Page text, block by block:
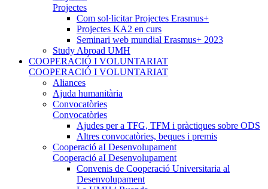
Projectes
Com sol·licitar Projectes Erasmus+
Projectes KA2 en curs
Seminari web mundial Erasmus+ 2023
Study Abroad UMH
COOPERACIÓ I VOLUNTARIAT
COOPERACIÓ I VOLUNTARIAT
Aliances
Ajuda humanitària
Convocatòries
Convocatòries
Ajudes per a TFG, TFM i pràctiques sobre ODS
Altres convocatòries, beques i premis
Cooperació aI Desenvolupament
Cooperació aI Desenvolupament
Convenis de Cooperació Universitaria al
Desenvolupament